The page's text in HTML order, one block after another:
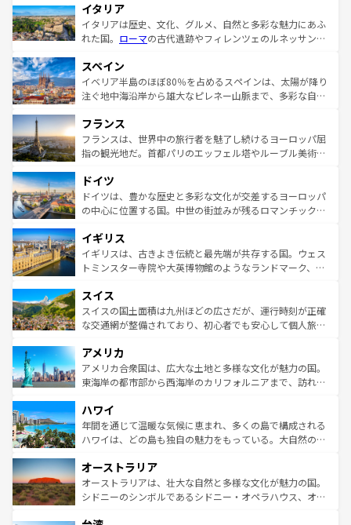
イタリア
イタリアは歴史、文化、グルメ、自然と多彩な魅力にあふ
れた国。 ローマの古代遺跡やフィレンツェのルネッサンス
ろん、トスカーナの美しい田園風景やアマルフィ海岸の絶
景など、自然景観も見逃せない。観光の合間には、本場の
ピザやパスタなど、絶品のイタリア料理を堪能することも
ませてくれるイタリアで、忘れられない旅をしてみよう！
なお、新着のイタリア情報はコンテンツ一覧 を参照してほ
しい。
スペイン
イベリア半島のほぼ80％を占めるスペインは、太陽が降り
注ぐ地中海沿岸から雄大なピレネー山脈まで、多彩な自然
文化が根付くこの国では、情熱的なフラメンコ、熱気あふ
れる闘牛、そして美味しいタパスが生活の一部となってい
る。首都マドリードの洗練された雰囲気や、バルセロナの
の城塞都市、穏やかなビーチリゾートまで多彩な表情を見
せる。地方によって風土や気候が異なるスペインはその個
性で訪れる人を魅了する。 なお、新着のスペイン情報はコ
フランス
フランスは、世界中の旅行者を魅了し続けるヨーロッパ屈
指の観光地だ。首都パリのエッフェル塔やルーブル美術館
で、幅広い魅力が詰まっている。華麗な宮殿、歴史的な大
聖堂、美しいビーチ、そして豊かな自然が、訪れる者を心
から魅了する。また、フランスは美食の国としても知ら
いる。シャンパンの発祥地であるランス、プロヴァンスの
香り高いラベンダー畑など、多彩な楽しみ方が可能だ。さ
らに、パリ以外の地域にも魅力が溢れており、どの街角に
れる地方に足を運ぶとそれぞれで全く異なる文化を体験で
きるだろう。 なお、新着のフランス情報はコンテンツ一覧
を参照してほしい。
ドイツ
ドイツは、豊かな歴史と多彩な文化が交差するヨーロッパ
の中心に位置する国。中世の街並みが残るロマンチック街
顔を持つこの国は、どこを歩いても飽きることがない。ベ
ルリンの文化的活気、バイエルン州のアルプスの絶景、そ
してライン川沿いのワイン畑といった風景は必見。ビール
は、お酒好きな人にはぜひ体験してほしい。 なお、新着の
ドイツ情報はコンテンツ一覧を参照してほしい。
イギリス
イギリスは、古きよき伝統と最先端が共存する国。ウェス
トミンスター寺院や大英博物館のようなランドマーク、歴
リアごとに異なる魅力がある。また、優雅なアフタヌーン
ティー、ビール好きにはたまらない英国パブ、サッカー観
戦など、本場だからこそできる体験も豊富。イギリスを旅
ンツ一覧を参照してほしい。
スイス
スイスの国土面積は九州ほどの広さだが、運行時刻が正確
な交通網が整備されており、初心者でも安心して個人旅行
の建物がそのまま残る町や、スイスならではのユニークな
博物館もあり、アルプス観光だけでなく町歩きも満喫する
ことができる。国民の所得が高いため物価も高いが、旅行
ば市内交通費無料で観光を楽しむこともできる。 なお、新
着のスイス情報はコンテンツ一覧 を参照してほしい。
アメリカ
アメリカ合衆国は、広大な土地と多様な文化が魅力の国。
東海岸の都市部から西海岸のカリフォルニアまで、訪れる
のような巨大都市は、観光、ショッピング、エンターテイ
ンメントが詰まった刺激的なスポットだ。一方、アメリカ
西部には大自然が広がり、グランドキャニオンやイエロー
部のニューオーリンズでは、音楽と美食が融合した独特の
文化が魅力。旅行者はアメリカの各地域で異なる魅力を楽
しみながら、その多様性と豊かな歴史を感じることができ
ハワイ
年間を通じて温暖な気候に恵まれ、多くの島で構成される
ハワイは、どの島も独自の魅力をもっている。大自然の神
ワイ島は見逃せない。また、定番の観光地といえばオアフ
島だが、静かな自然を求めるならマウイ島やカウアイ島が
おすすめ。エメラルドグリーンに輝く海をはじめ、豊かな
オーストラリア
オーストラリアは、壮大な自然と多様な文化が魅力の国。
シドニーのシンボルであるシドニー・オペラハウス、オー